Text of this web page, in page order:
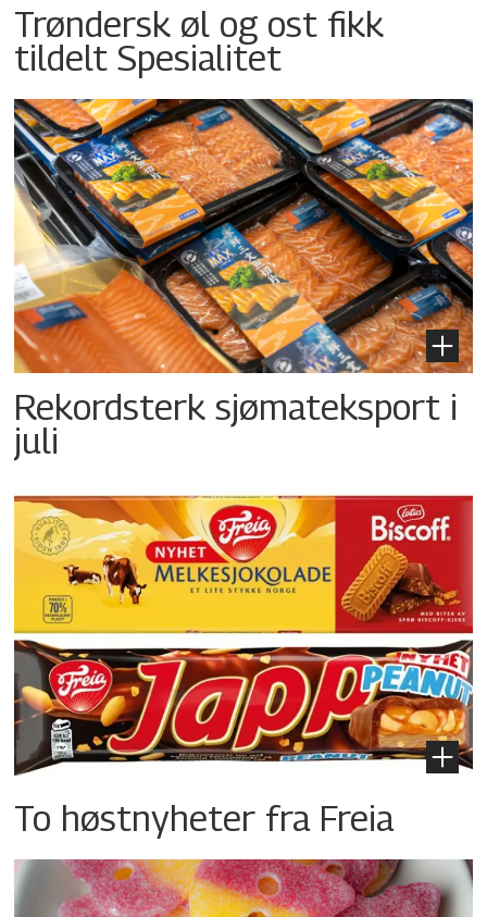
Trøndersk øl og ost fikk
tildelt Spesialitet
Rekordsterk sjømateksport i
juli
To høstnyheter fra Freia